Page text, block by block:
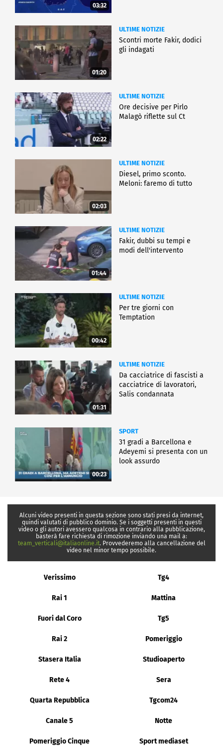
03:32
01:20
ULTIME NOTIZIE
Scontri morte Fakir, dodici
gli indagati
02:22
ULTIME NOTIZIE
Ore decisive per Pirlo
Malagò riflette sul Ct
02:03
ULTIME NOTIZIE
Diesel, primo sconto.
Meloni: faremo di tutto
01:44
ULTIME NOTIZIE
Fakir, dubbi su tempi e
modi dell'intervento
00:42
ULTIME NOTIZIE
Per tre giorni con
Temptation
01:31
ULTIME NOTIZIE
Da cacciatrice di fascisti a
cacciatrice di lavoratori,
Salis condannata
00:23
SPORT
31 gradi a Barcellona e
Adeyemi si presenta con un
look assurdo
Alcuni video presenti in questa sezione sono stati presi da internet,
quindi valutati di pubblico dominio. Se i soggetti presenti in questi
video o gli autori avessero qualcosa in contrario alla pubblicazione,
basterà fare richiesta di rimozione inviando una mail a:
team_verticali@italiaonline.it. Provvederemo alla cancellazione del
video nel minor tempo possibile.
Verissimo Tg4
Rai 1 Mattina
Fuori dal Coro Tg5
Rai 2 Pomeriggio
Stasera Italia Studioaperto
Rete 4 Sera
Quarta Repubblica Tgcom24
Canale 5 Notte
Pomeriggio Cinque Sport mediaset